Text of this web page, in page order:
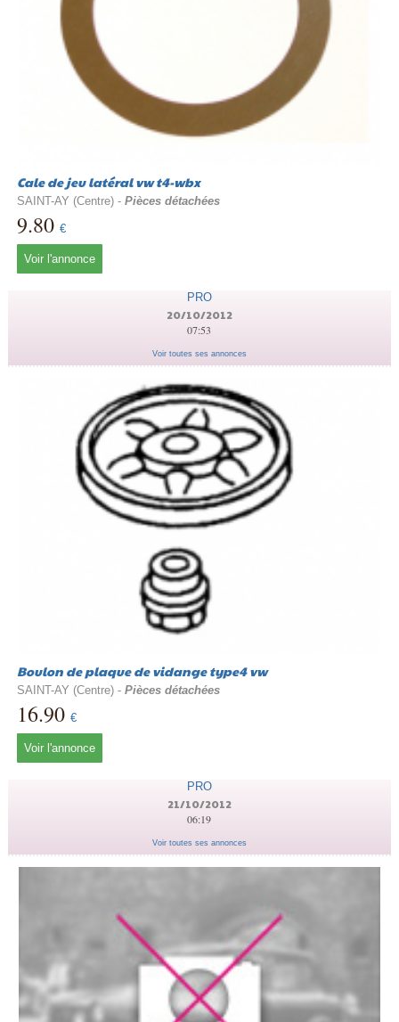
Cale de jeu latéral vw t4-wbx
SAINT-AY (Centre) - Pièces détachées
9.80 €
Voir l'annonce
PRO
20/10/2012
07:53
Voir toutes ses annonces
Boulon de plaque de vidange type4 vw
SAINT-AY (Centre) - Pièces détachées
16.90 €
Voir l'annonce
PRO
21/10/2012
06:19
Voir toutes ses annonces